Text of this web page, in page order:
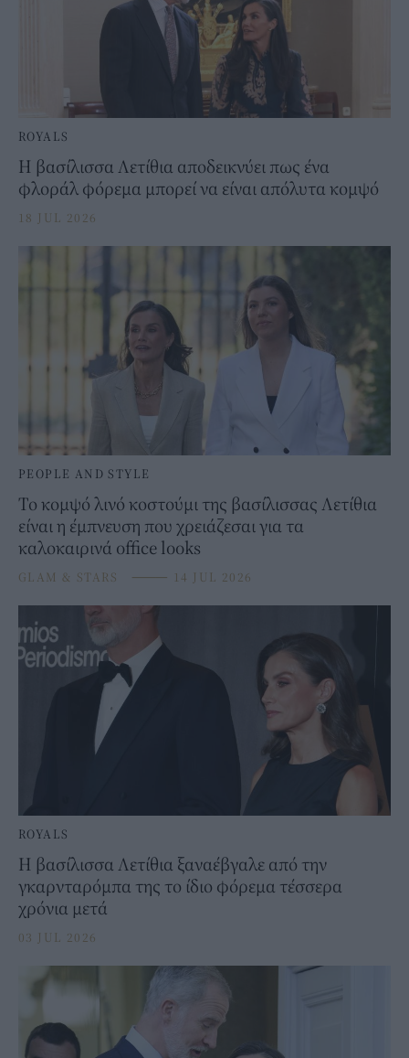
ROYALS
Η βασίλισσα Λετίθια αποδεικνύει πως ένα
φλοράλ φόρεμα μπορεί να είναι απόλυτα κομψό
18 JUL 2026
PEOPLE AND STYLE
Το κομψό λινό κοστούμι της βασίλισσας Λετίθια
είναι η έμπνευση που χρειάζεσαι για τα
καλοκαιρινά office looks
GLAM & STARS ⸻ 14 JUL 2026
ROYALS
Η βασίλισσα Λετίθια ξαναέβγαλε από την
γκαρνταρόμπα της το ίδιο φόρεμα τέσσερα
χρόνια μετά
03 JUL 2026